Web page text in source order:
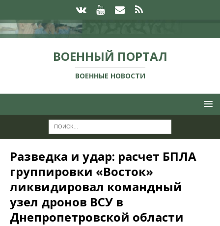
ВОЕННЫЙ ПОРТАЛ
ВОЕННЫЕ НОВОСТИ
Разведка и удар: расчет БПЛА
группировки «Восток»
ликвидировал командный
узел дронов ВСУ в
Днепропетровской области